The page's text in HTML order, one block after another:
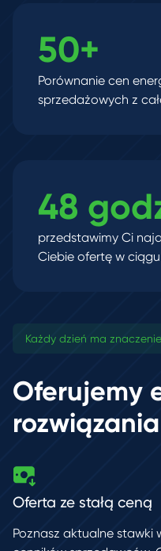
50+
Porównanie cen
sprzedażowych z
48
przedstawimy Ci
Ciebie ofertę w
Każdy dzień ma znaczenie
Oferujemy
Oferta ze stałą ceną
Poznasz aktualne stawki